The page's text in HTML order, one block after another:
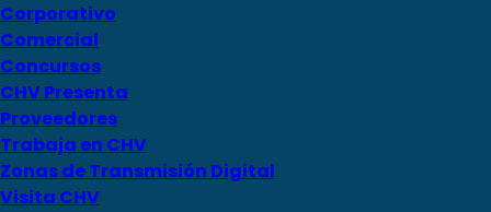
Corporativo
Comercial
Concursos
CHV Presenta
Proveedores
Trabaja en CHV
Zonas de Transmisión Digital
Visita CHV